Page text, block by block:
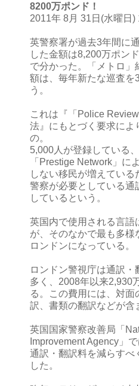
8200万ポンド！
2011年 8月 31日(水曜日)
英警察署が過去3年間に
した金額は8,200万ポン
で分かった。「メトロ」
額は、毎年新たな巡査を
う。
これは『「Police
法』にもとづく要求によ
の。
5,000人が登録している
「Prestige Network」に
しない移民が増えてい
警察が必要としている通
しているという。
英国内で使用される言語
が、そのなかで最も多様
ロンドンになっている。
ロンドン警視庁は通訳・
多く、2008年以来2,930
る。この費用には、対面
訳、書類の翻訳などが含
英国国家警察改善局「
Improvement Agency」
通訳・翻訳料を減らすべ
した。